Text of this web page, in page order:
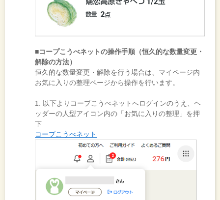
■コープこうべネットの操作手順（恒久的な数量変更・
解除の方法）
恒久的な数量変更・解除を行う場合は、マイページ内
お気に入りの整理ページから操作を行います。
1. 以下よりコープこうべネットへログインのうえ、ヘ
ッダーの人型アイコン内の「お気に入りの整理」を押
下
コープこうべネット